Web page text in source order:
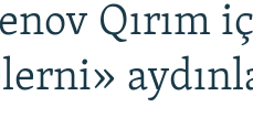
Qırım